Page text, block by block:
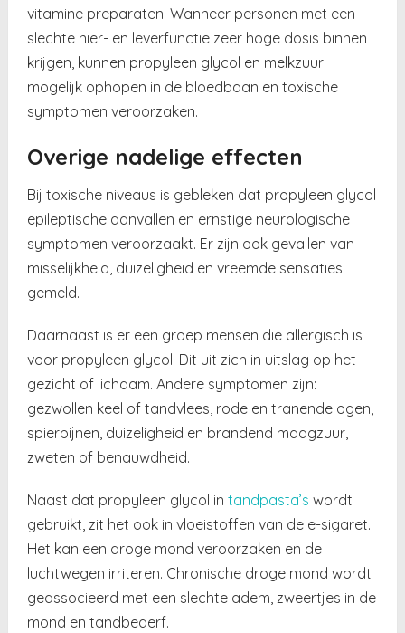
vitamine preparaten. Wanneer personen met een
slechte nier- en leverfunctie zeer hoge dosis binnen
krijgen, kunnen propyleen glycol en melkzuur
mogelijk ophopen in de bloedbaan en toxische
symptomen veroorzaken.
Overige nadelige effecten
Bij toxische niveaus is gebleken dat propyleen glycol
epileptische aanvallen en ernstige neurologische
symptomen veroorzaakt. Er zijn ook gevallen van
misselijkheid, duizeligheid en vreemde sensaties
gemeld.
Daarnaast is er een groep mensen die allergisch is
voor propyleen glycol. Dit uit zich in uitslag op het
gezicht of lichaam. Andere symptomen zijn:
gezwollen keel of tandvlees, rode en tranende ogen,
spierpijnen, duizeligheid en brandend maagzuur,
zweten of benauwdheid.
Naast dat propyleen glycol intandpasta’s wordt
gebruikt, zit het ook in vloeistoffen van de e-sigaret.
Het kan een droge mond veroorzaken en de
luchtwegen irriteren. Chronische droge mond wordt
geassocieerd met een slechte adem, zweertjes in de
mond en tandbederf.